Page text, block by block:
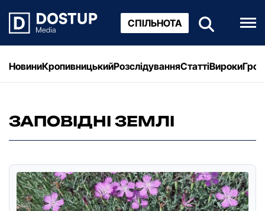
СПІЛЬНОТА
НовиниКропивницькийРозслідуванняСтаттіВироки
ЗАПОВІДНІ ЗЕМЛІ